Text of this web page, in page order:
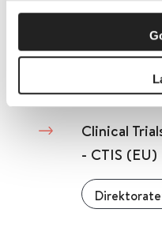
National
Clinical
- CTIS (EU)